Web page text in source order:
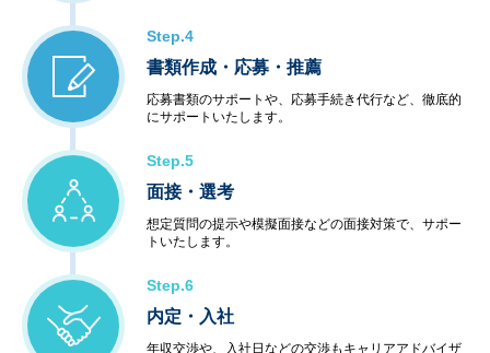
Step.4
書類作成・応募・推薦
応募書類のサポートや、応募手続き代行など、徹底的
にサポートいたします。
Step.5
面接・選考
想定質問の提示や模擬面接などの面接対策で、サポー
トいたします。
Step.6
内定・入社
年収交渉や、入社日などの交渉もキャリアアドバイザ